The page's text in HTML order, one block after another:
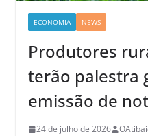
ECONOMIA NEWS
Produtores
terão palestra
emissão de
24 de julho de 2026